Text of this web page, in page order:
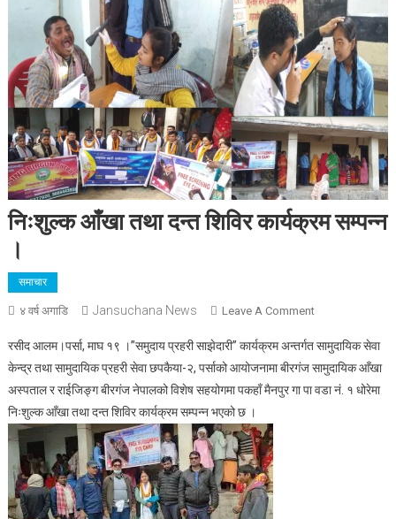
निःशुल्क आँखा तथा दन्त शिविर कार्यक्रम सम्पन्न
।
समाचार
४ वर्ष अगाडि Jansuchana News Leave A CommentOn
आँखा
तथा
दन्त
रसीद आलम।पर्सा, माघ १९ ।”समुदाय प्रहरी साझेदारी” कार्यक्रम अन्तर्गत सामुदायिक सेवा
केन्द्र तथा सामुदायिक प्रहरी सेवा छपकैया-२, पर्साको आयोजनामा बीरगंज सामुदायिक आँखा
अस्पताल र राईजिङ्ग बीरगंज नेपालको विशेष सहयोगमा पकहाँ मैनपुर गा पा वडा नं. १ धोरेमा
निःशुल्क आँखा तथा दन्त शिविर कार्यक्रम सम्पन्न भएको छ ।